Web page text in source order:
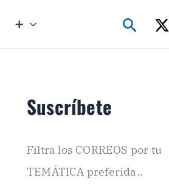
➕ Buscar
Suscríbete
Filtra los CORREOS por tu
TEMÁTICA preferida..